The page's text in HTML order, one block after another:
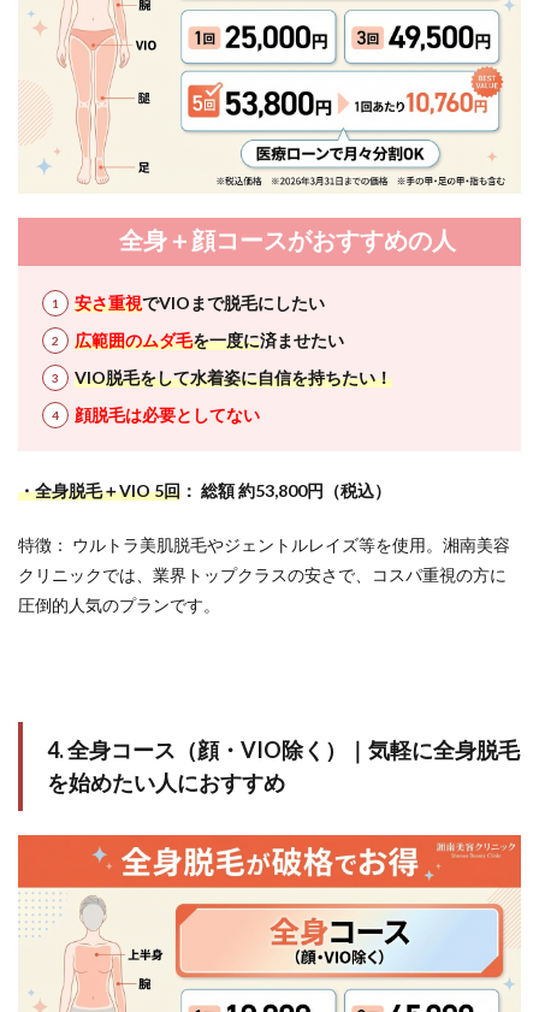
全身＋顔コースがおすすめの人
安さ重視でVIOまで脱毛にしたい
広範囲のムダ毛を一度に済ませたい
VIO脱毛をして水着姿に自信を持ちたい！
顔脱毛は必要としてない
・全身脱毛＋VIO 5回 ： 総額 約53,800円（税込）
特徴： ウルトラ美肌脱毛やジェントルレイズ等を使用。湘南美容
クリニックでは、業界トップクラスの安さで、コスパ重視の方に
圧倒的人気のプランです。
4. 全身コース（顔・VIO除く）｜気軽に全身脱毛
を始めたい人におすすめ